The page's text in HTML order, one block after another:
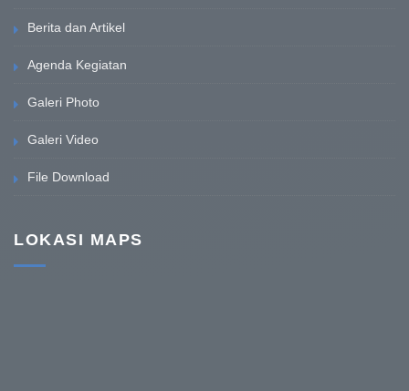
Berita dan Artikel
Agenda Kegiatan
Galeri Photo
Galeri Video
File Download
LOKASI MAPS